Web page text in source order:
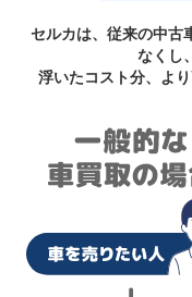
セルカは、従来の中古
なくし
浮いたコスト分、よ